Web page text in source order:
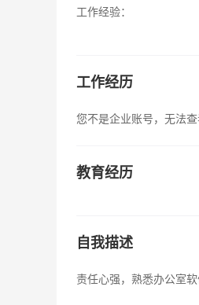
工作经验：
工作经历
您不是企业账号，无法查
教育经历
自我描述
责任心强，熟悉办公室软